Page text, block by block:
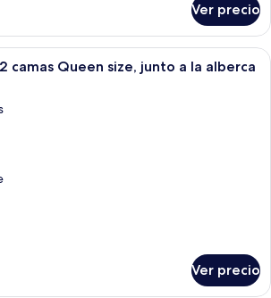
Ver precio
Una piscina interior con sillones de
camas Queen size, junto a la alberca
Ver precio